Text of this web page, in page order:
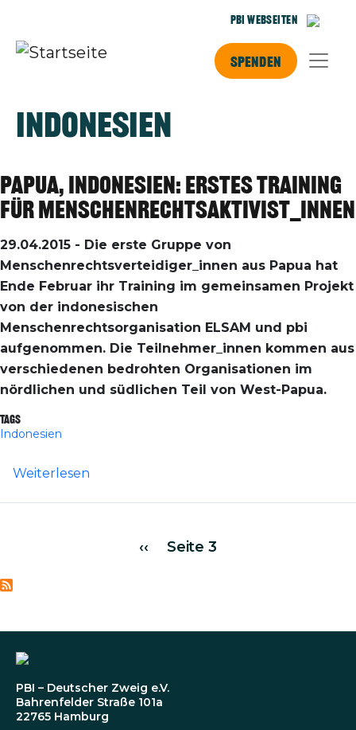
PBI Webseiten
Spenden
Indonesien
Papua, Indonesien: Erstes Training
für Menschenrechtsaktivist_innen
29.04.2015 - Die erste Gruppe von
Menschenrechtsverteidiger_innen aus Papua hat
Ende Februar ihr Training im gemeinsamen Projekt
von der indonesischen
Menschenrechtsorganisation ELSAM und pbi
aufgenommen. Die Teilnehmer_innen kommen aus
verschiedenen bedrohten Organisationen im
nördlichen und südlichen Teil von West-Papua.
Tags
Indonesien
Weiterlesen
SeitennummerierungVorherige Seite
‹‹ Seite 3
PBI – Deutscher Zweig e.V.
Bahrenfelder Straße 101a
22765 Hamburg